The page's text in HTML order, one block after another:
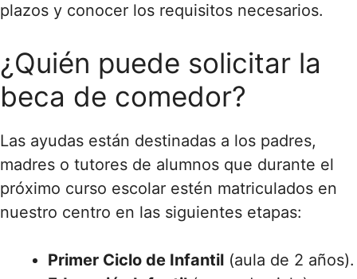
plazos y conocer los requisitos necesarios.
¿Quién puede solicitar la
beca de comedor?
Las ayudas están destinadas a los padres,
madres o tutores de alumnos que durante el
próximo curso escolar estén matriculados en
nuestro centro en las siguientes etapas:
Primer Ciclo de Infantil (aula de 2 años).